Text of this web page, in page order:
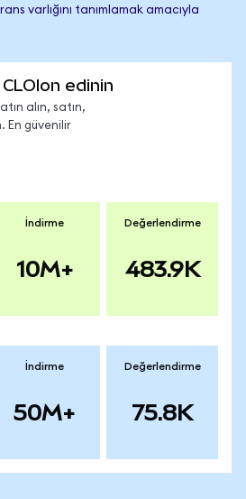
varlığını tanımlamak amacıyla
edinin
alın, satın,
En güvenilir
İndirme
10M+
Değerlendirme
483.9K
İndirme
50M+
Değerlendirme
75.8K